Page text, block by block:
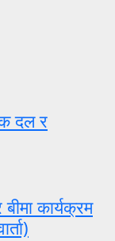
दल र
कार्यक्रम